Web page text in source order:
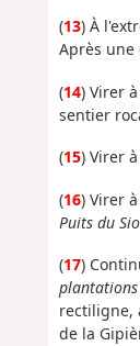
(13) À
Après une
(14) Virer
sentier
(15) Virer
(16) Virer
Puits du
(17)
plantations
rectiligne,
de la